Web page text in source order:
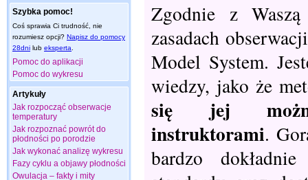
Szybka pomoc!
Coś sprawia Ci trudność, nie
rozumiesz opcji? Napisz do pomocy
28dni lub eksperta
Pomoc do aplikacji
Pomoc do wykresu
Artykuły
Jak rozpocząć obserwacje
temperatury
Jak rozpoznać powrót do
płodności po porodzie
Jak wykonać analizę wykresu
Fazy cyklu a objawy płodności
Owulacja – fakty i mity
Zgodnie z
zasadach
Model System.
wiedzy, jako że
się jej
instruktorami.
bardzo